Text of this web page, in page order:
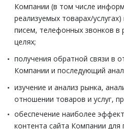
Компании (в том числе
реализуемых товарах/
писем, телефонных звонков в
целях;
получения обратной связи в
Компании и последующий
изучение и анализ рынка,
отношении товаров и услуг,
обеспечение наиболее
контента сайта Компании для